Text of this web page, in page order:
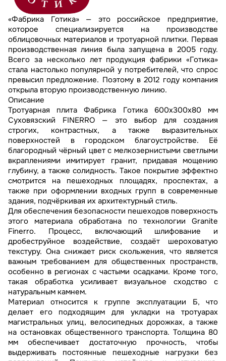
«Фабрика Готика» — это российское предприятие,
которое специализируется на производстве
облицовочных материалов и тротуарной плитки. Первая
производственная линия была запущена в 2005 году.
Всего за несколько лет продукция фабрики «Готика»
стала настолько популярной у потребителей, что спрос
превысил предложение. Поэтому в 2012 году компания
открыла вторую производственную линию.
Описание
Тротуарная плита Фабрика Готика 600x300x80 мм
Суховязский FINERRO — это выбор для создания
строгих, контрастных, а также выразительных
поверхностей в городском благоустройстве. Её
благородный чёрный цвет с мелкозернистыми светлыми
вкраплениями имитирует гранит, придавая мощению
глубину, а также солидность. Такое покрытие эффектно
смотрится на пешеходных площадях, проспектах, а
также при оформлении входных групп в современные
здания, подчёркивая их архитектурный стиль.
Для обеспечения безопасности пешеходов поверхность
этого материала обработана по технологии Granite
Finerro. Процесс, включающий шлифование и
дробеструйное воздействие, создаёт шероховатую
текстуру. Она снижает риск скольжения, что является
важным требованием для общественных пространств,
особенно в регионах с частыми осадками. Кроме того,
такая обработка усиливает визуальное сходство с
натуральным камнем.
Материал относится к группе эксплуатации Б, что
делает его подходящим для укладки на тротуарах
магистральных улиц, велосипедных дорожках, а также
на остановках общественного транспорта. Толщина 80
мм обеспечивает достаточную прочность, чтобы
выдерживать постоянные пешеходные нагрузки без